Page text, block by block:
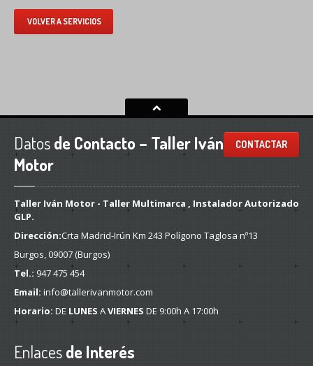
VOLVER A SERVICIOS
CONTACTAR
Datosde Contacto – Taller Iván
Motor
Taller Iván Motor - Taller Multimarca , Instalador Autorizado
GLP.
Dirección:Crta Madrid-Irún Km 243 Polígono Taglosa nº13
Burgos, 09007 (Burgos)
Tel.: 947 475 454
Email: info@tallerivanmotor.com
Horario: DE LUNES AVIERNES DE 9:00h A 17:00h
Enlacesde Interés